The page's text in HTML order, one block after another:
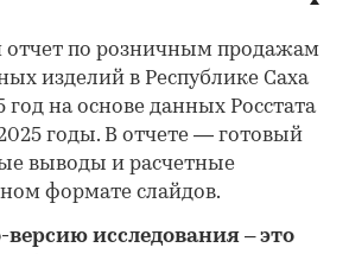
отчет по розничным продажам
изделий в Республике Саха
год на основе данных Росстата
годы. В отчете — готовый
выводы и расчетные
формате слайдов.
-версию исследования – это